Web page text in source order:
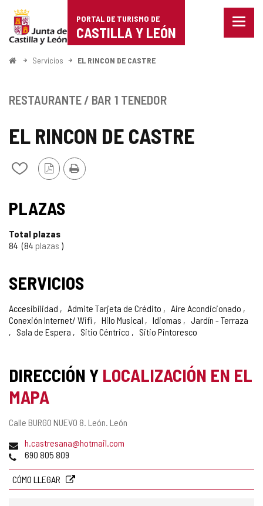
Portal
de
Turismo
Castilla
León
PORTAL DE TURISMO DE
CASTILLA Y LEÓN
Menu
InicioServicios EL RINCON DE CASTRE
EL RINCON DE CASTRE
Añadir/quitar
cuadernos
Versión
PDF
Imprimir
RESTAURANTE / BAR 1 TENEDOR
PLAZAS
Total plazas
84 84 plazas
SERVICIOS
Accesibilidad Admite Tarjeta de Crédito
Aire Acondicionado
Conexión Internet/ Wifi
Hilo Musical Idiomas
Jardín - Terraza
Sala de Espera
Sitio Céntrico Sitio Pintoresco
DIRECCIÓN Y LOCALIZACIÓN EN EL
MAPA
Dirección
Calle BURGO NUEVO 8. León. León
Dirección
de
electrónico
h.castresana@hotmail.com
Teléfonos
690 805 809
CÓMO LLEGAR